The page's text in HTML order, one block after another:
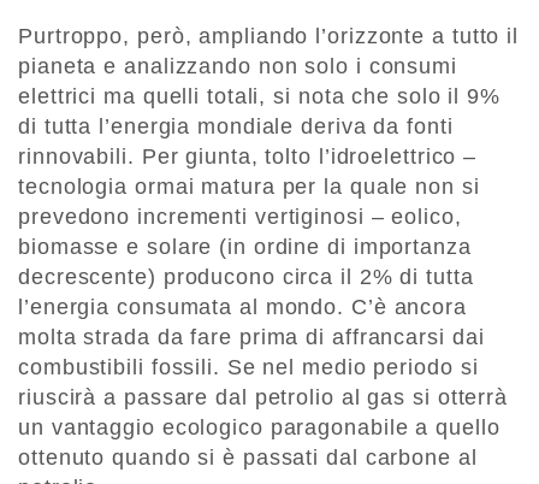
Purtroppo, però, ampliando l’orizzonte a tutto il
pianeta e analizzando non solo i consumi
elettrici ma quelli totali, si nota che solo il 9%
di tutta l’energia mondiale deriva da fonti
rinnovabili. Per giunta, tolto l’idroelettrico –
tecnologia ormai matura per la quale non si
prevedono incrementi vertiginosi – eolico,
biomasse e solare (in ordine di importanza
decrescente) producono circa il 2% di tutta
l’energia consumata al mondo. C’è ancora
molta strada da fare prima di affrancarsi dai
combustibili fossili. Se nel medio periodo si
riuscirà a passare dal petrolio al gas si otterrà
un vantaggio ecologico paragonabile a quello
ottenuto quando si è passati dal carbone al